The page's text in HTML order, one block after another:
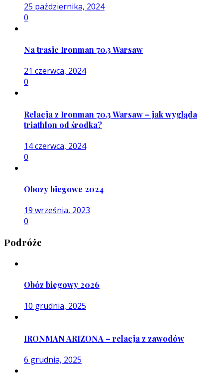
25 października, 2024
0
Na trasie Ironman 70.3 Warsaw
21 czerwca, 2024
0
Relacja z Ironman 70.3 Warsaw – jak wygląda
triathlon od środka?
14 czerwca, 2024
0
Obozy biegowe 2024
19 września, 2023
0
Podróże
Obóz biegowy 2026
10 grudnia, 2025
IRONMAN ARIZONA – relacja z zawodów
6 grudnia, 2025